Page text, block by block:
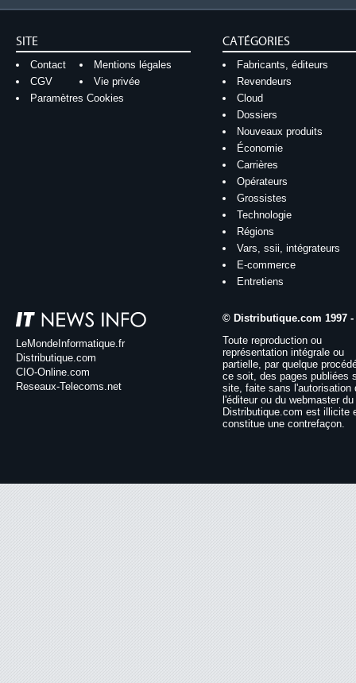
SITE
Contact
Mentions légales
CGV
Vie privée
Paramètres Cookies
CATÉGORIES
Fabricants, éditeurs
Revendeurs
Cloud
Dossiers
Nouveaux produits
Économie
Carrières
Opérateurs
Grossistes
Technologie
Régions
Vars, ssii, intégrateurs
E-commerce
Entretiens
LeMondeInformatique.fr
Distributique.com
CIO-Online.com
Reseaux-Telecoms.net
© Distributique.com 1997 -
Toute reproduction ou
représentation intégrale ou
partielle, par quelque
ce soit, des pages publiées
site, faite sans l'autorisation
l'éditeur ou du webmaster
Distributique.com est illicite
constitue une contrefaçon.